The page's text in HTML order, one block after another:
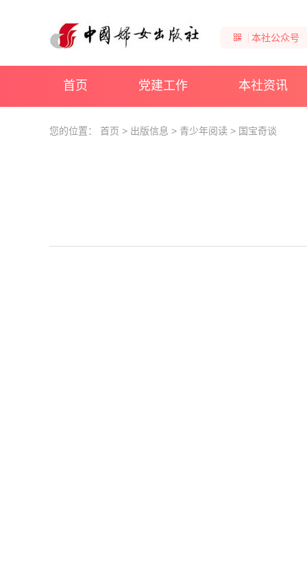
本社公众号
首页 党建工作 本社资讯
您的位置： 首页 > 出版信息 > 青少年阅读 > 国宝奇谈